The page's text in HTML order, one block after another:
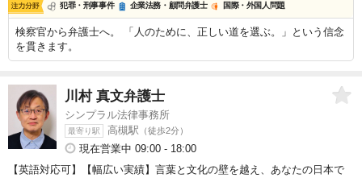
犯罪・刑事事件 企業法務・顧問弁護士 国際・外国人問題
検察官から弁護士へ。 「人のために、正しい道を選ぶ。」という信念
を貫きます。
川村 真文弁護士
シンプラル法律事務所
最寄り駅 高槻駅 （徒歩2分）
現在営業中 09:00 - 18:00
【英語対応可】【幅広い実績】言葉と文化の壁を越え、あなたの日本で